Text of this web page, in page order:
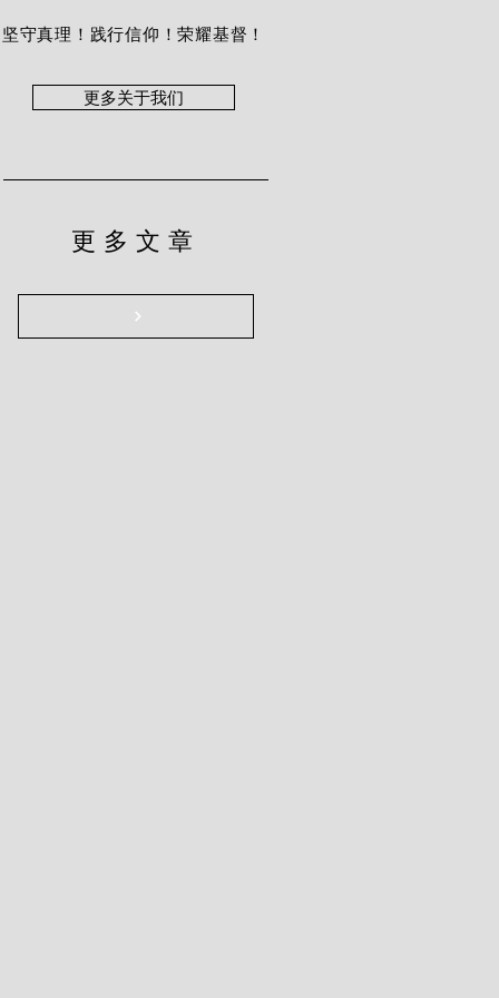
坚守真理！践行信仰！荣耀基督！
更多关于我们
更多文章